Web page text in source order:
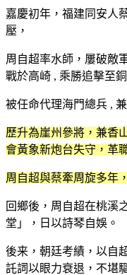
嘉慶初年，福建同安人
壓，
周自超率水師，屢破敵
戰於高崎 , 乘勝追擊至
被任命代理海門總兵 ,
歷升為崖州參將，兼香
會黃象新炮台失守，革
周自超與蔡牽周旋多年
回鄉後，周自超在桃溪
堂」，日以詩琴自娛。
後来，朝廷考績，以自
託詞以眼力衰退，不堪